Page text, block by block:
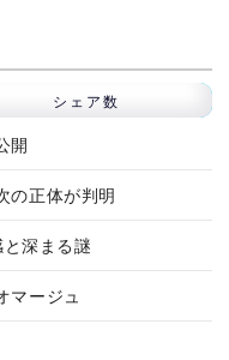
シェア数
開
の正体が判明
深まる謎
マージュ